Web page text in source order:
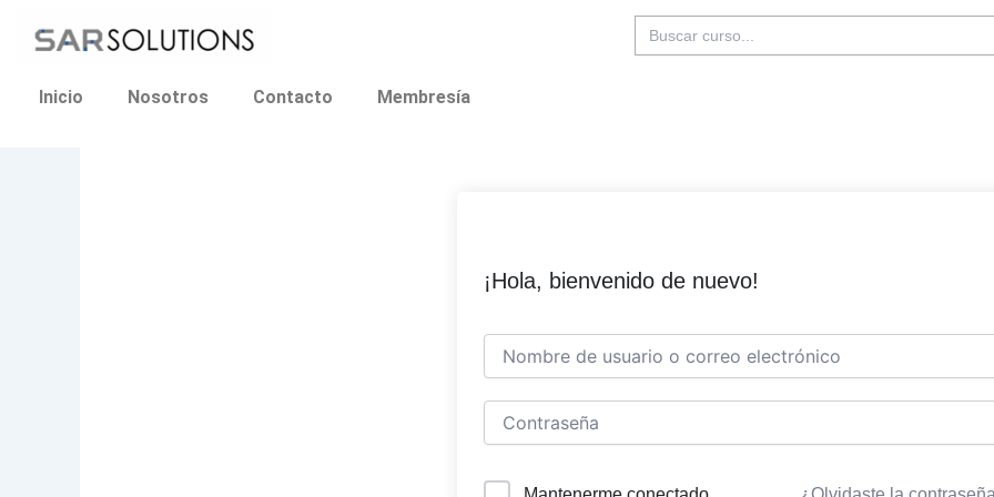
Buscar:
Inicio Nosotros Contacto Membresía
¡Hola, bienvenido de nuevo!